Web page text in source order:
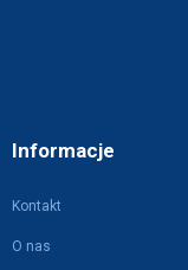
Informacje
Kontakt
O nas